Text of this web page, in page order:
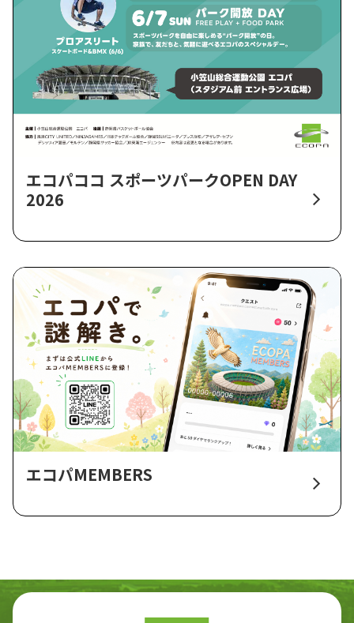
エコパココ スポーツパークOPEN DAY
2026
エコパMEMBERS